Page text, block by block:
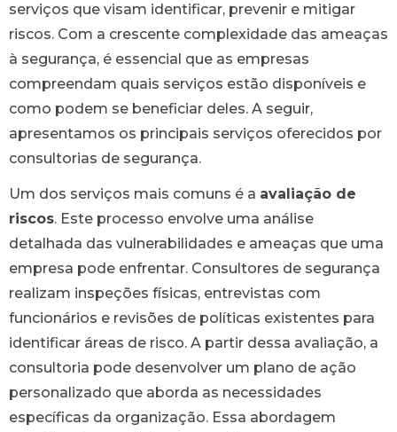
serviços que visam identificar, prevenir e mitigar
riscos. Com a crescente complexidade das ameaças
à segurança, é essencial que as empresas
compreendam quais serviços estão disponíveis e
como podem se beneficiar deles. A seguir,
apresentamos os principais serviços oferecidos por
consultorias de segurança.
Um dos serviços mais comuns é a avaliação de
riscos. Este processo envolve uma análise
detalhada das vulnerabilidades e ameaças que uma
empresa pode enfrentar. Consultores de segurança
realizam inspeções físicas, entrevistas com
funcionários e revisões de políticas existentes para
identificar áreas de risco. A partir dessa avaliação, a
consultoria pode desenvolver um plano de ação
personalizado que aborda as necessidades
específicas da organização. Essa abordagem